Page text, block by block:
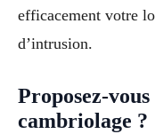
efficacement votre
d’intrusion.
Proposez-
cambriolage ?